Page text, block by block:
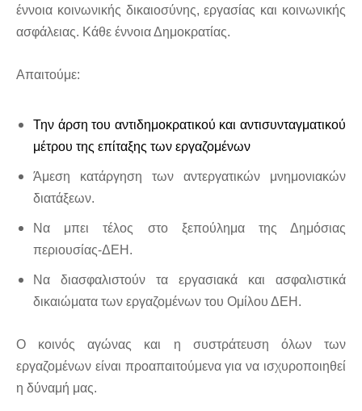
έννοια κοινωνικής δικαιοσύνης, εργασίας και κοινωνικής
ασφάλειας. Κάθε έννοια Δημοκρατίας.
Απαιτούμε:
Την άρση του αντιδημοκρατικού και αντισυνταγματικού
μέτρου της επίταξης των εργαζομένων
Άμεση κατάργηση των αντεργατικών μνημονιακών
διατάξεων.
Να μπει τέλος στο ξεπούλημα της Δημόσιας
περιουσίας-ΔΕΗ.
Να διασφαλιστούν τα εργασιακά και ασφαλιστικά
δικαιώματα των εργαζομένων του Ομίλου ΔΕΗ.
Ο κοινός αγώνας και η συστράτευση όλων των
εργαζομένων είναι προαπαιτούμενα για να ισχυροποιηθεί
η δύναμή μας.